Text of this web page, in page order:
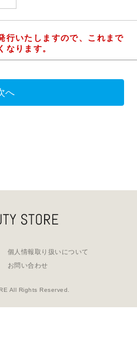
行いたしますので、これまで
なります。
個人情報取り扱いについて
お問い合わせ
All Rights Reserved.